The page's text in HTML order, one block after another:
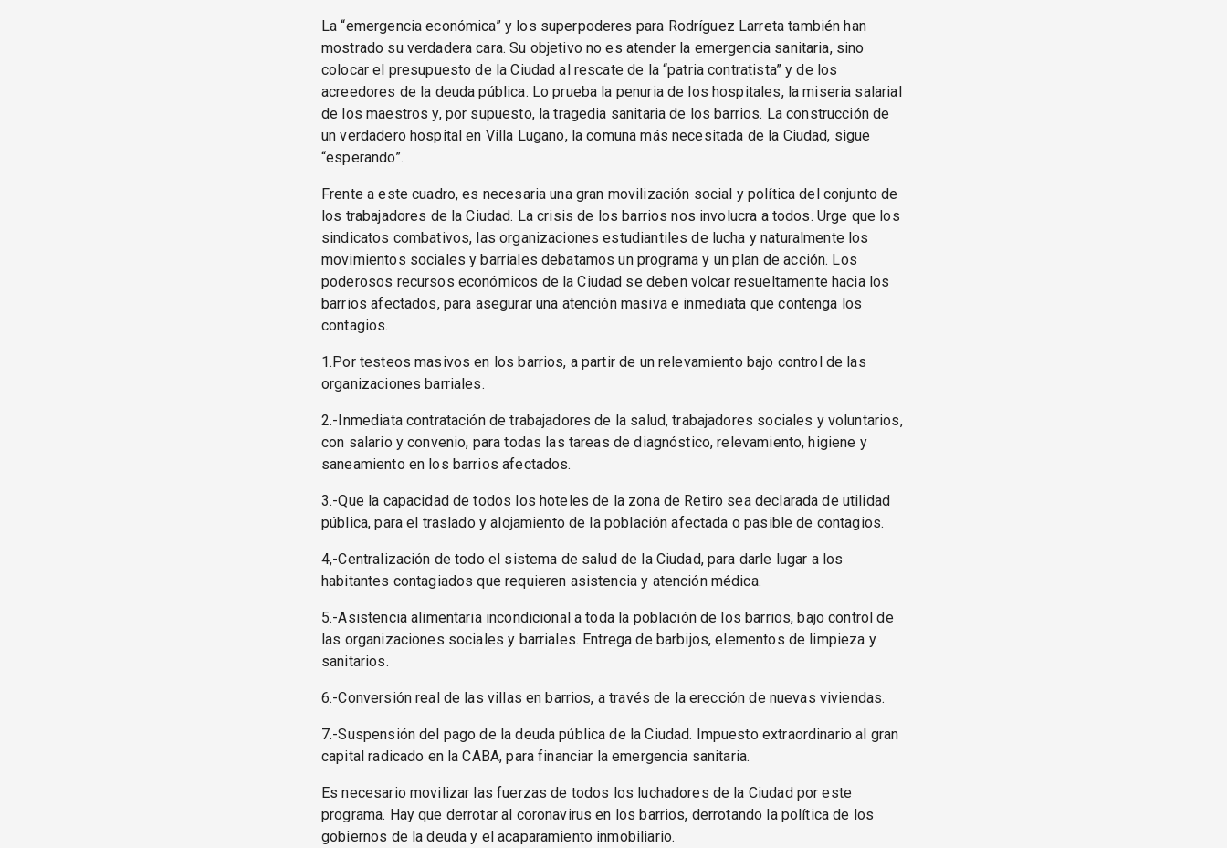
La “emergencia económica” y los superpoderes para Rodríguez Larreta también han
mostrado su verdadera cara. Su objetivo no es atender la emergencia sanitaria, sino
colocar el presupuesto de la Ciudad al rescate de la “patria contratista” y de los
acreedores de la deuda pública. Lo prueba la penuria de los hospitales, la miseria salarial
de los maestros y, por supuesto, la tragedia sanitaria de los barrios. La construcción de
un verdadero hospital en Villa Lugano, la comuna más necesitada de la Ciudad, sigue
“esperando”.
Frente a este cuadro, es necesaria una gran movilización social y política del conjunto de
los trabajadores de la Ciudad. La crisis de los barrios nos involucra a todos. Urge que los
sindicatos combativos, las organizaciones estudiantiles de lucha y naturalmente los
movimientos sociales y barriales debatamos un programa y un plan de acción. Los
poderosos recursos económicos de la Ciudad se deben volcar resueltamente hacia los
barrios afectados, para asegurar una atención masiva e inmediata que contenga los
contagios.
1.Por testeos masivos en los barrios, a partir de un relevamiento bajo control de las
organizaciones barriales.
2.-Inmediata contratación de trabajadores de la salud, trabajadores sociales y voluntarios,
con salario y convenio, para todas las tareas de diagnóstico, relevamiento, higiene y
saneamiento en los barrios afectados.
3.-Que la capacidad de todos los hoteles de la zona de Retiro sea declarada de utilidad
pública, para el traslado y alojamiento de la población afectada o pasible de contagios.
4,-Centralización de todo el sistema de salud de la Ciudad, para darle lugar a los
habitantes contagiados que requieren asistencia y atención médica.
5.-Asistencia alimentaria incondicional a toda la población de los barrios, bajo control de
las organizaciones sociales y barriales. Entrega de barbijos, elementos de limpieza y
sanitarios.
6.-Conversión real de las villas en barrios, a través de la erección de nuevas viviendas.
7.-Suspensión del pago de la deuda pública de la Ciudad. Impuesto extraordinario al gran
capital radicado en la CABA, para financiar la emergencia sanitaria.
Es necesario movilizar las fuerzas de todos los luchadores de la Ciudad por este
programa. Hay que derrotar al coronavirus en los barrios, derrotando la política de los
gobiernos de la deuda y el acaparamiento inmobiliario.